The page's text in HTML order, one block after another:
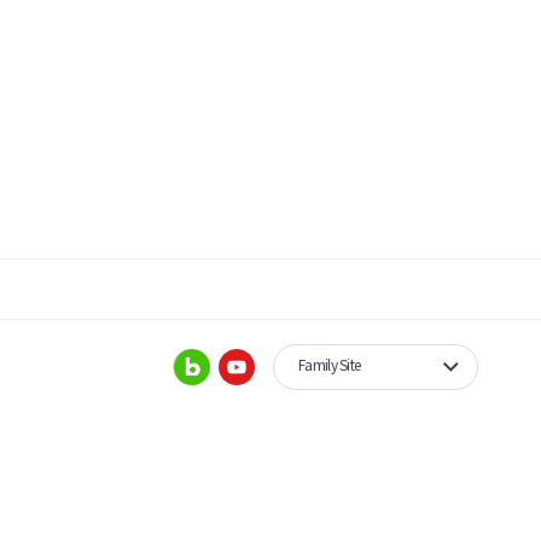
Family Site